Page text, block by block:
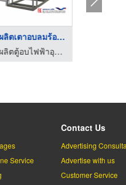
รับผลิตเตาอบลมร้อนแบ ...
รับผลิตตู้อบไฟฟ้าอุตสาหกรรม - โปรเกรสอีเล็คโทรนิค
Service
Contact Us
Advertising
Advertise with us
Customer Service